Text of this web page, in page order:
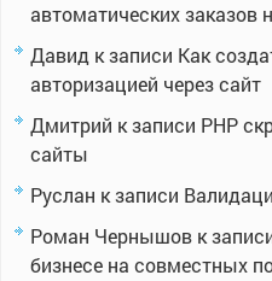
автоматических заказов
Давид к записи Как
авторизацией через сайт
Дмитрий к записи PHP
сайты
Руслан к записи
Роман Чернышов к
бизнесе на совместных